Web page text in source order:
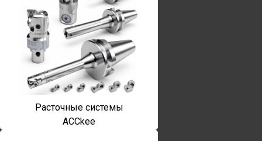
Расточные системы
ACCkee